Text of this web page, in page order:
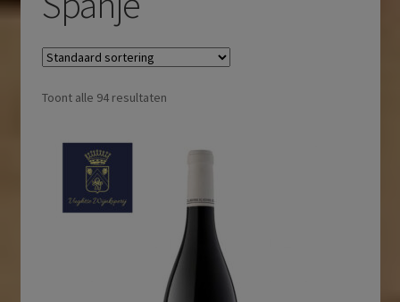
Toont alle 94 resultaten